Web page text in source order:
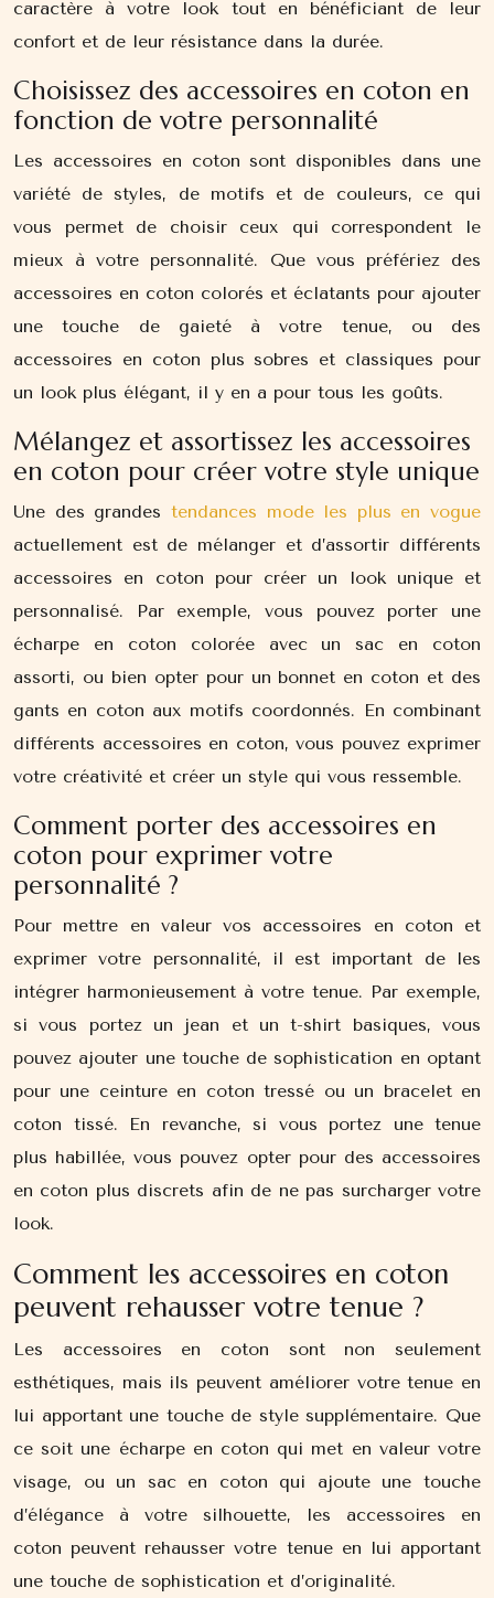
caractère à votre look tout en bénéficiant de leur
confort et de leur résistance dans la durée.
Choisissez des accessoires en coton en
fonction de votre personnalité
Les accessoires en coton sont disponibles dans une
variété de styles, de motifs et de couleurs, ce qui
vous permet de choisir ceux qui correspondent le
mieux à votre personnalité. Que vous préfériez des
accessoires en coton colorés et éclatants pour ajouter
une touche de gaieté à votre tenue, ou des
accessoires en coton plus sobres et classiques pour
un look plus élégant, il y en a pour tous les goûts.
Mélangez et assortissez les accessoires
en coton pour créer votre style unique
Une des grandes tendances mode les plus en vogue
actuellement est de mélanger et d’assortir différents
accessoires en coton pour créer un look unique et
personnalisé. Par exemple, vous pouvez porter une
écharpe en coton colorée avec un sac en coton
assorti, ou bien opter pour un bonnet en coton et des
gants en coton aux motifs coordonnés. En combinant
différents accessoires en coton, vous pouvez exprimer
votre créativité et créer un style qui vous ressemble.
Comment porter des accessoires en
coton pour exprimer votre
personnalité ?
Pour mettre en valeur vos accessoires en coton et
exprimer votre personnalité, il est important de les
intégrer harmonieusement à votre tenue. Par exemple,
si vous portez un jean et un t-shirt basiques, vous
pouvez ajouter une touche de sophistication en optant
pour une ceinture en coton tressé ou un bracelet en
coton tissé. En revanche, si vous portez une tenue
plus habillée, vous pouvez opter pour des accessoires
en coton plus discrets afin de ne pas surcharger votre
look.
Comment les accessoires en coton
peuvent rehausser votre tenue ?
Les accessoires en coton sont non seulement
esthétiques, mais ils peuvent améliorer votre tenue en
lui apportant une touche de style supplémentaire. Que
ce soit une écharpe en coton qui met en valeur votre
visage, ou un sac en coton qui ajoute une touche
d’élégance à votre silhouette, les accessoires en
coton peuvent rehausser votre tenue en lui apportant
une touche de sophistication et d’originalité.